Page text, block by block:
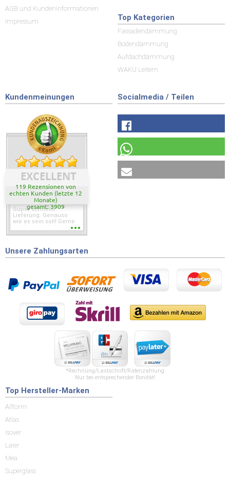
AGB und Kundeninformationen
Impressum
Top Kategorien
Fassadendämmung
Bodendämmung
Aufdachdämmung
WAKÜ Leitern
Kundenmeinungen
EXCELLENT
119 Rezensionen von
echten Kunden (letzte 12
Monate)
gesamt: 3909
Super schnelle
Lieferung. Genauso
wie es sein soll! Gerne
wieder wenn ich was
Socialmedia / Teilen
Unsere Zahlungsarten
*Rechnung/Lastschrift/Ratenzahlung
Nur bei entsprechender Bonität!
Top Hersteller-Marken
Allform
Atlas
Isover
Laier
Mea
Superglass